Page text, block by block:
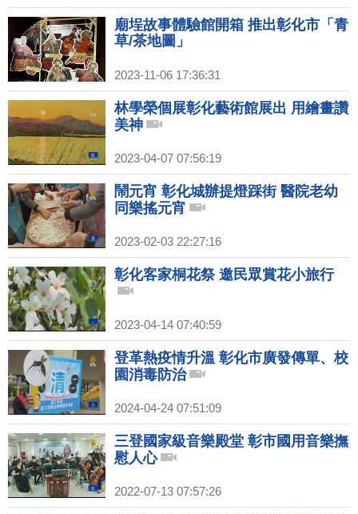
廟埕故事體驗館開箱 推出彰化市「青
草/茶地圖」
2023-11-06 17:36:31
林學榮個展彰化藝術館展出 用繪畫讚
美神
2023-04-07 07:56:19
鬧元宵 彰化城辦提燈踩街 醫院老幼
同樂搖元宵
2023-02-03 22:27:16
彰化客家桐花祭 邀民眾賞花小旅行
2023-04-14 07:40:59
登革熱疫情升溫 彰化市廣發傳單、校
園消毒防治
2024-04-24 07:51:09
三登國家級音樂殿堂 彰市國用音樂撫
慰人心
2022-07-13 07:57:26